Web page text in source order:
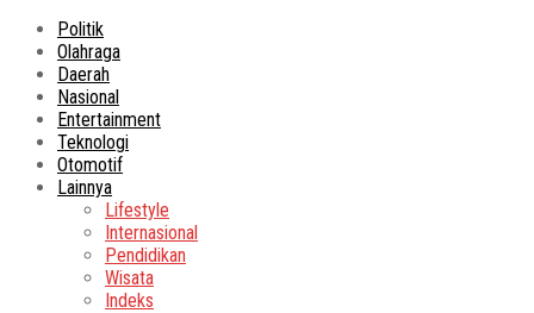
Politik
Olahraga
Daerah
Nasional
Entertainment
Teknologi
Otomotif
Lainnya
Lifestyle
Internasional
Pendidikan
Wisata
Indeks